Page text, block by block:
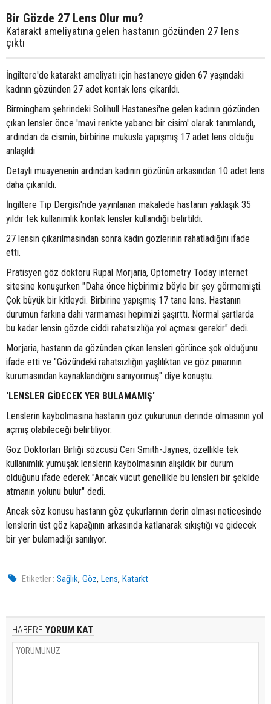
Bir Gözde 27 Lens Olur mu?
Katarakt ameliyatına gelen hastanın gözünden 27 lens
çıktı
İngiltere'de katarakt ameliyatı için hastaneye giden 67 yaşındaki
kadının gözünden 27 adet kontak lens çıkarıldı.
Birmingham şehrindeki Solihull Hastanesi'ne gelen kadının gözünden
çıkan lensler önce 'mavi renkte yabancı bir cisim' olarak tanımlandı,
ardından da cismin, birbirine mukusla yapışmış 17 adet lens olduğu
anlaşıldı.
Detaylı muayenenin ardından kadının gözünün arkasından 10 adet lens
daha çıkarıldı.
İngiltere Tıp Dergisi'nde yayınlanan makalede hastanın yaklaşık 35
yıldır tek kullanımlık kontak lensler kullandığı belirtildi.
27 lensin çıkarılmasından sonra kadın gözlerinin rahatladığını ifade
etti.
Pratisyen göz doktoru Rupal Morjaria, Optometry Today internet
sitesine konuşurken "Daha önce hiçbirimiz böyle bir şey görmemişti.
Çok büyük bir kitleydi. Birbirine yapışmış 17 tane lens. Hastanın
durumun farkına dahi varmaması hepimizi şaşırttı. Normal şartlarda
bu kadar lensin gözde ciddi rahatsızlığa yol açması gerekir" dedi.
Morjaria, hastanın da gözünden çıkan lensleri görünce şok olduğunu
ifade etti ve "Gözündeki rahatsızlığın yaşlılıktan ve göz pınarının
kurumasından kaynaklandığını sanıyormuş" diye konuştu.
'LENSLER GİDECEK YER BULAMAMIŞ'
Lenslerin kaybolmasına hastanın göz çukurunun derinde olmasının yol
açmış olabileceği belirtiliyor.
Göz Doktorları Birliği sözcüsü Ceri Smith-Jaynes, özellikle tek
kullanımlık yumuşak lenslerin kaybolmasının alışıldık bir durum
olduğunu ifade ederek "Ancak vücut genellikle bu lensleri bir şekilde
atmanın yolunu bulur" dedi.
Ancak söz konusu hastanın göz çukurlarının derin olması neticesinde
lenslerin üst göz kapağının arkasında katlanarak sıkıştığı ve gidecek
bir yer bulamadığı sanılıyor.
Etiketler : Sağlık,Göz,Lens,Katarkt
HABERE YORUM KAT